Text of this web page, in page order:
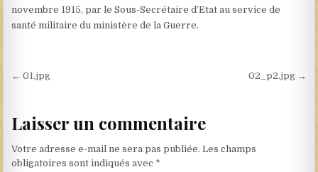
novembre 1915, par le Sous-Secrétaire d’Etat au service de
santé militaire du ministère de la Guerre.
Navigation de l’article
← 01.jpg 02_p2.jpg →
Laisser un commentaire
Votre adresse e-mail ne sera pas publiée. Les champs
obligatoires sont indiqués avec *